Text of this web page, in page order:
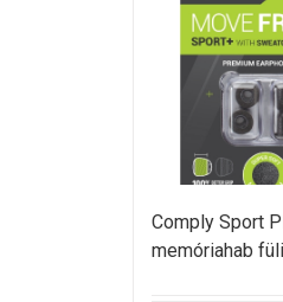
Comply Sport
memóriahab